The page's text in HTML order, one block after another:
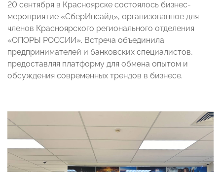
20 сентября в Красноярске состоялось бизнес-
мероприятие «СберИнсайд», организованное для
членов Красноярского регионального отделения
«ОПОРЫ РОССИИ». Встреча объединила
предпринимателей и банковских специалистов,
предоставляя платформу для обмена опытом и
обсуждения современных трендов в бизнесе.